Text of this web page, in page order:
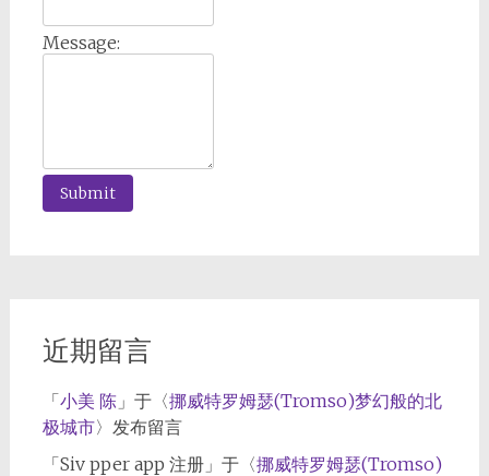
Message:
近期留言
「小美 陈」于〈挪威特罗姆瑟(Tromso)梦幻般的北
极城市〉发布留言
「Siv pper app 注册」于〈挪威特罗姆瑟(Tromso)